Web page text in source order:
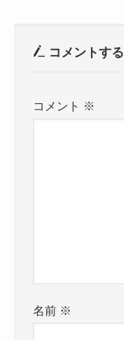
コメントする
コメント ※
名前 ※